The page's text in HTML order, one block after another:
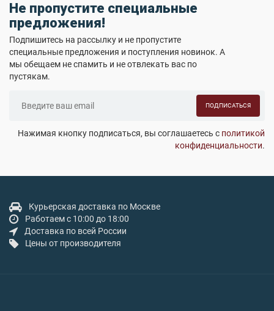
Не пропустите специальные
предложения!
Подпишитесь на рассылку и не пропустите
специальные предложения и поступления новинок. А
мы обещаем не спамить и не отвлекать вас по
пустякам.
ПОДПИСАТЬСЯ
Нажимая кнопку подписаться, вы соглашаетесь с политикой
конфиденциальности.
Курьерская доставка по Москве
Работаем с 10:00 до 18:00
Доставка по всей России
Цены от производителя